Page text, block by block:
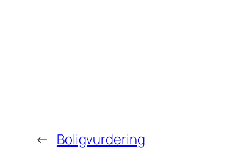
← Boligvurdering